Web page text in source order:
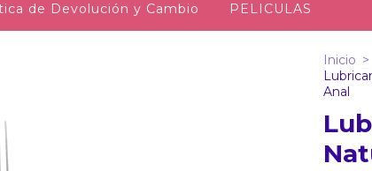
de Devolución y Cambio PELICULAS
Inicio >
Anal